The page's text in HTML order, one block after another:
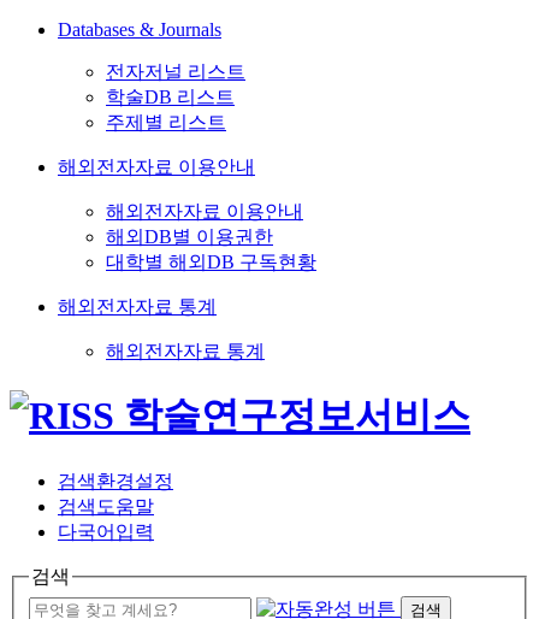
Databases & Journals
전자저널 리스트
학술DB 리스트
주제별 리스트
해외전자자료 이용안내
해외전자자료 이용안내
해외DB별 이용권한
대학별 해외DB 구독현황
해외전자자료 통계
해외전자자료 통계
검색환경설정
검색도움말
다국어입력
검색
검색